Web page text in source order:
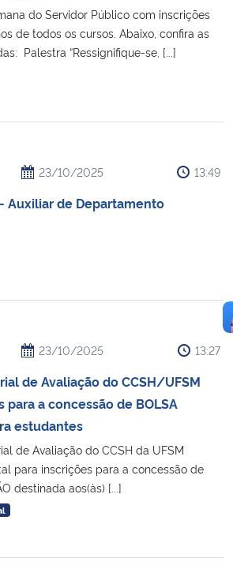
do Servidor Público com inscrições
de todos os cursos. Abaixo, confira as
Palestra “Ressignifique-se, [...]
23/10/2025 13:49
Auxiliar de Departamento
23/10/2025 13:27
de Avaliação do CCSH/UFSM
para a concessão de BOLSA
estudantes
de Avaliação do CCSH da UFSM
para inscrições para a concessão de
destinada aos(às) [...]